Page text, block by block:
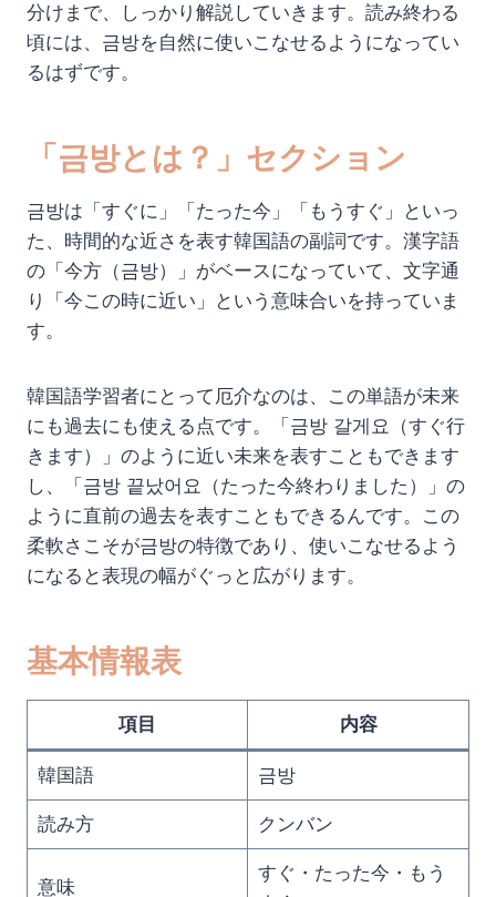
分けまで、しっかり解説していきます。読み終わる
頃には、금방を自然に使いこなせるようになってい
るはずです。
「금방とは？」セクション
금방は「すぐに」「たった今」「もうすぐ」といっ
た、時間的な近さを表す韓国語の副詞です。漢字語
の「今方（금방）」がベースになっていて、文字通
り「今この時に近い」という意味合いを持っていま
す。
韓国語学習者にとって厄介なのは、この単語が未来
にも過去にも使える点です。「금방 갈게요（すぐ行
きます）」のように近い未来を表すこともできます
し、「금방 끝났어요（たった今終わりました）」の
ように直前の過去を表すこともできるんです。この
柔軟さこそが금방の特徴であり、使いこなせるよう
になると表現の幅がぐっと広がります。
基本情報表
項目 内容
韓国語 금방
読み方 クンバン
意味
すぐ・たった今・もう